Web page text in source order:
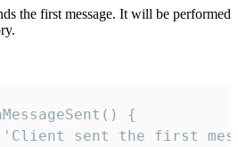
the first message. It will be performed
{
sent the first